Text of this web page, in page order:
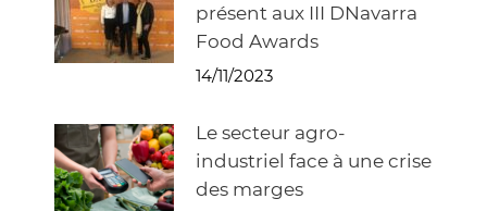
présent aux III DNavarra
Food Awards
14/11/2023
Le secteur agro-
industriel face à une crise
des marges